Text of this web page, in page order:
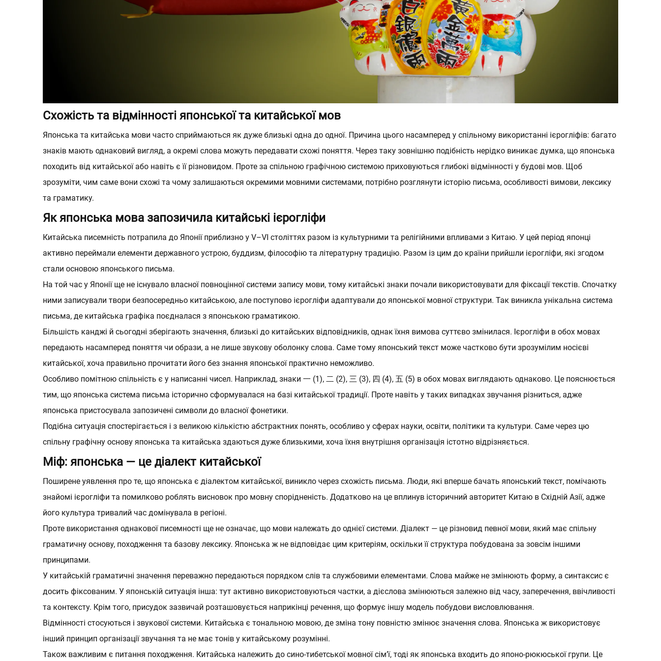
Французька для початківців
Французька
Французька для початківців
Французька
Ukrainian
Японська
Китайська
Арабська
Німецька
Польська
Корпоративні заняття
МАГАЗИН
Магазин курсів з англійської мови
Магазин курсів з іспанської мови
Відгуки
Вчителі
Блог
Вакансії
Схожість та відмінності японської та китайської мов
Японська та китайська мови часто сприймаються як дуже близькі одна до одної. Причина цього насамперед у спільному використанні ієрогліфів: багато
знаків мають однаковий вигляд, а окремі слова можуть передавати схожі поняття. Через таку зовнішню подібність нерідко виникає думка, що японська
походить від китайської або навіть є її різновидом. Проте за спільною графічною системою приховуються глибокі відмінності у будові мов. Щоб
зрозуміти, чим саме вони схожі та чому залишаються окремими мовними системами, потрібно розглянути історію письма, особливості вимови, лексику
та граматику.
Як японська мова запозичила китайські ієрогліфи
Китайська писемність потрапила до Японії приблизно у V–VI століттях разом із культурними та релігійними впливами з Китаю. У цей період японці
активно переймали елементи державного устрою, буддизм, філософію та літературну традицію. Разом із цим до країни прийшли ієрогліфи, які згодом
стали основою японського письма.
На той час у Японії ще не існувало власної повноцінної системи запису мови, тому китайські знаки почали використовувати для фіксації текстів. Спочатку
ними записували твори безпосередньо китайською, але поступово ієрогліфи адаптували до японської мовної структури. Так виникла унікальна система
письма, де китайська графіка поєдналася з японською граматикою.
Більшість канджі й сьогодні зберігають значення, близькі до китайських відповідників, однак їхня вимова суттєво змінилася. Ієрогліфи в обох мовах
передають насамперед поняття чи образи, а не лише звукову оболонку слова. Саме тому японський текст може частково бути зрозумілим носієві
китайської, хоча правильно прочитати його без знання японської практично неможливо.
Особливо помітною спільність є у написанні чисел. Наприклад, знаки 一 (1), 二 (2), 三 (3), 四 (4), 五 (5) в обох мовах виглядають однаково. Це пояснюється
тим, що японська система письма історично сформувалася на базі китайської традиції. Проте навіть у таких випадках звучання різниться, адже
японська пристосувала запозичені символи до власної фонетики.
Подібна ситуація спостерігається і з великою кількістю абстрактних понять, особливо у сферах науки, освіти, політики та культури. Саме через цю
спільну графічну основу японська та китайська здаються дуже близькими, хоча їхня внутрішня організація істотно відрізняється.
Міф: японська — це діалект китайської
Поширене уявлення про те, що японська є діалектом китайської, виникло через схожість письма. Люди, які вперше бачать японський текст, помічають
знайомі ієрогліфи та помилково роблять висновок про мовну спорідненість. Додатково на це вплинув історичний авторитет Китаю в Східній Азії, адже
його культура тривалий час домінувала в регіоні.
Проте використання однакової писемності ще не означає, що мови належать до однієї системи. Діалект — це різновид певної мови, який має спільну
граматичну основу, походження та базову лексику. Японська ж не відповідає цим критеріям, оскільки її структура побудована за зовсім іншими
принципами.
У китайській граматичні значення переважно передаються порядком слів та службовими елементами. Слова майже не змінюють форму, а синтаксис є
досить фіксованим. У японській ситуація інша: тут активно використовуються частки, а дієслова змінюються залежно від часу, заперечення, ввічливості
та контексту. Крім того, присудок зазвичай розташовується наприкінці речення, що формує іншу модель побудови висловлювання.
Відмінності стосуються і звукової системи. Китайська є тональною мовою, де зміна тону повністю змінює значення слова. Японська ж використовує
інший принцип організації звучання та не має тонів у китайському розумінні.
Також важливим є питання походження. Китайська належить до сино-тибетської мовної сім’ї, тоді як японська входить до японо-рюкюської групи. Це